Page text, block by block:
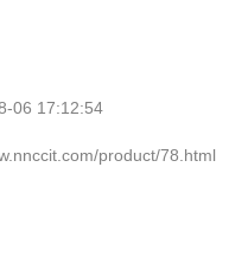
06 17:12:54
product/78.html